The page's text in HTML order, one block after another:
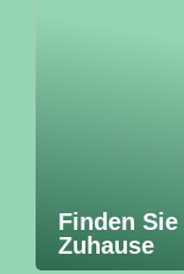
Finden
Zuhause